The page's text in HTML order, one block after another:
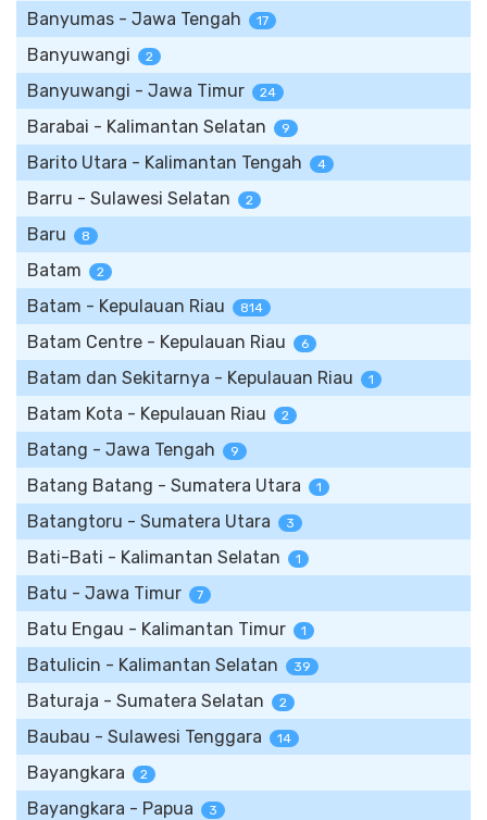
Banyumas - Jawa Tengah 17
Banyuwangi 2
Banyuwangi - Jawa Timur 24
Barabai - Kalimantan Selatan 9
Barito Utara - Kalimantan Tengah 4
Barru - Sulawesi Selatan 2
Baru 8
Batam 2
Batam - Kepulauan Riau 814
Batam Centre - Kepulauan Riau 6
Batam dan Sekitarnya - Kepulauan Riau 1
Batam Kota - Kepulauan Riau 2
Batang - Jawa Tengah 9
Batang Batang - Sumatera Utara 1
Batangtoru - Sumatera Utara 3
Bati-Bati - Kalimantan Selatan 1
Batu - Jawa Timur 7
Batu Engau - Kalimantan Timur 1
Batulicin - Kalimantan Selatan 39
Baturaja - Sumatera Selatan 2
Baubau - Sulawesi Tenggara 14
Bayangkara 2
Bayangkara - Papua 3